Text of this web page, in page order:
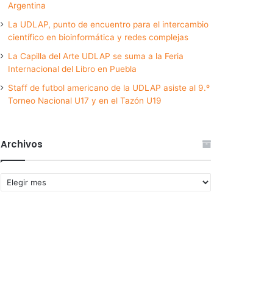
Argentina
La UDLAP, punto de encuentro para el intercambio
científico en bioinformática y redes complejas
La Capilla del Arte UDLAP se suma a la Feria
Internacional del Libro en Puebla
Staff de futbol americano de la UDLAP asiste al 9.º
Torneo Nacional U17 y en el Tazón U19
Archivos
Archivos